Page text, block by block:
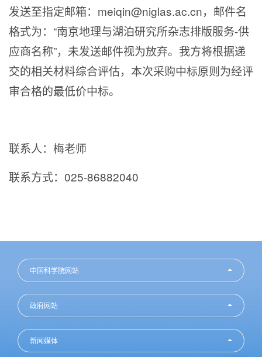
发送至指定邮箱：meiqin@niglas.ac.cn，邮件名
格式为：“南京地理与湖泊研究所杂志排版服务-供
应商名称”，未发送邮件视为放弃。我方将根据递
交的相关材料综合评估，本次采购中标原则为经评
审合格的最低价中标。
联系人：梅老师
联系方式：025-86882040
中国科学院网站
政府网站
新闻媒体